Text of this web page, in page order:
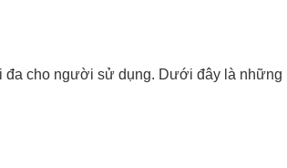
cho người sử dụng. Dưới đây là những